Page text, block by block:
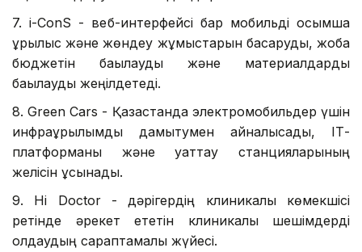
7. і-ConS - веб-интерфейсі бар мобильді қосымша
құрылыс және жөндеу жұмыстарын басқаруды, жоба
бюджетін бақылауды және материалдарды
бақылауды жеңілдетеді.
8. Green Cars - Қазақстанда электромобильдер үшін
инфрақұрылымды дамытумен айналысады, ІТ-
платформаны және қуаттау станцияларының
желісін ұсынады.
9. Hi Doctor - дәрігердің клиникалық көмекшісі
ретінде әрекет ететін клиникалық шешімдерді
қолдаудың сараптамалық жүйесі.